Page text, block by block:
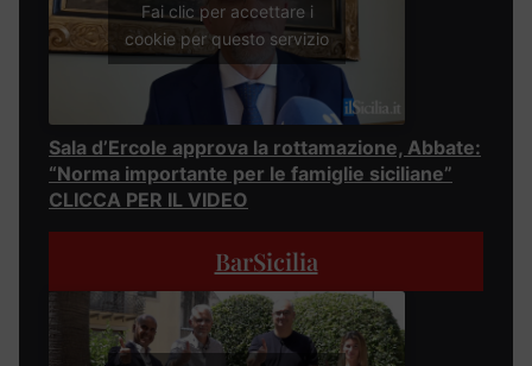
Fai clic per accettare i
cookie per questo servizio
Sala d’Ercole approva la rottamazione, Abbate:
“Norma importante per le famiglie siciliane”
CLICCA PER IL VIDEO
BarSicilia